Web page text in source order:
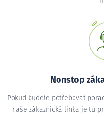
Nonstop
Pokud budete potřebovat
naše zákaznická linka je tu